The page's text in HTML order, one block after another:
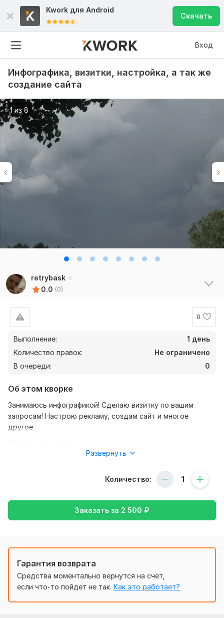
Kwork для Android
Скачать
Вход
Инфографика, визитки, настройка, а так же
создание сайта
1 из 8
retrybask
0.0 (0)
0
Выполнение:
1 день
Количество правок:
Не ограничено
В очереди:
0
Об этом кворке
Занимаюсь инфографикой! Сделаю визитку по вашим
запросам! Настрою рекламу, создам сайт и многое
другое.
Нужна только конкретика что вы хотите увидеть, а так же
Фриланс услуга включает:
В нескольких цветах
Дизайн шаблонов
Исходники
Варианты дизайна: 5
Развернуть
Количество:
Заказать за 2 500 ₽
Гарантия возврата
Средства моментально вернутся на счет,
если что-то пойдет не так. Как это работает?